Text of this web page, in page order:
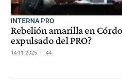
INTERNA PRO
Rebelión amarilla en
expulsado del PRO?
14-11-2025 11:44